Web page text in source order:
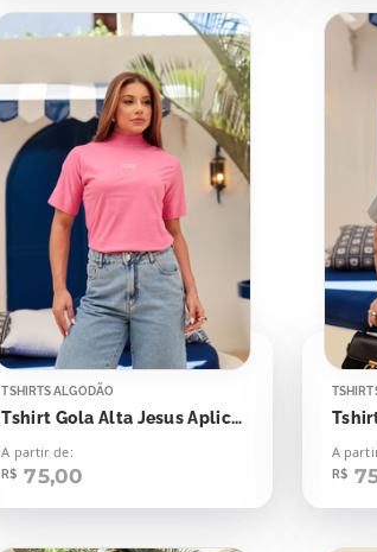
TSHIRTS ALGODÃO
Tshirt Gola Alta Jesus Aplicação
A partir de:
R$ 75,00
A
R$